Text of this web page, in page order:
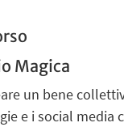
Magica
un bene
e i social media